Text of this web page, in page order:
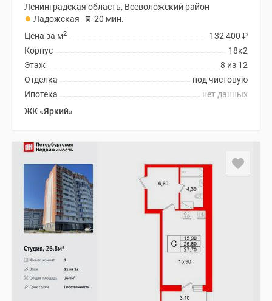
Ленинградская область, Всеволожский район
Ладожская
20 мин.
132 400 ₽
Цена за м2
18к2
Корпус
8 из 12
Этаж
под чистовую
Отделка
нет данных
Ипотека
ЖК «Яркий»